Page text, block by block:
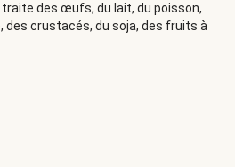
des œufs, du lait, du poisson,
des crustacés, du soja, des fruits à